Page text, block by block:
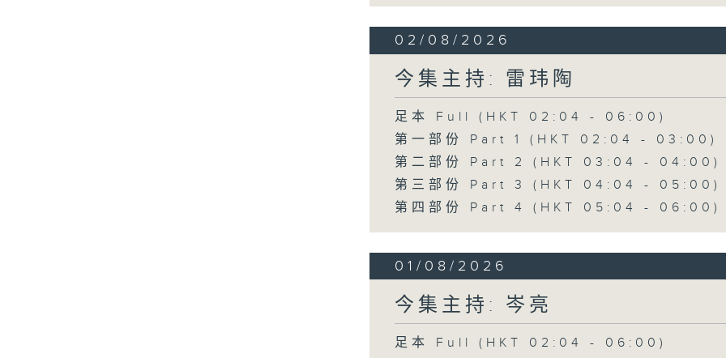
02/08/2026
今集主持: 雷玮陶
足本 Full (HKT 02:04 - 06:00)
第一部份 Part 1 (HKT 02:04 - 03:00)
第二部份 Part 2 (HKT 03:04 - 04:00)
第三部份 Part 3 (HKT 04:04 - 05:00)
第四部份 Part 4 (HKT 05:04 - 06:00)
01/08/2026
今集主持: 岑亮
足本 Full (HKT 02:04 - 06:00)